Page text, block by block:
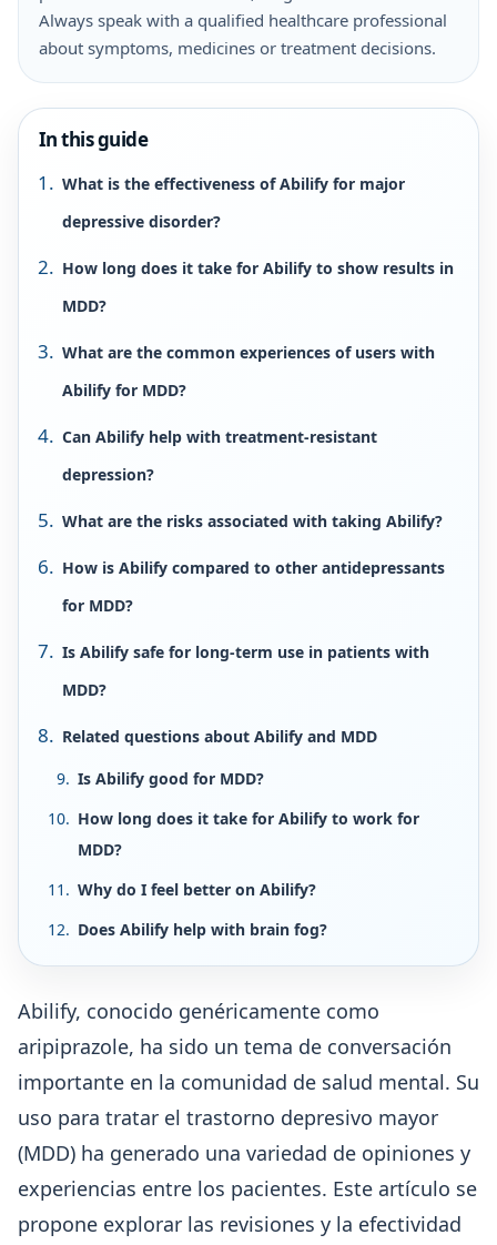
Always speak with a qualified healthcare professional
about symptoms, medicines or treatment decisions.
In this guide
What is the effectiveness of Abilify for major
depressive disorder?
How long does it take for Abilify to show results in
MDD?
What are the common experiences of users with
Abilify for MDD?
Can Abilify help with treatment-resistant
depression?
What are the risks associated with taking Abilify?
How is Abilify compared to other antidepressants
for MDD?
Is Abilify safe for long-term use in patients with
MDD?
Related questions about Abilify and MDD
Is Abilify good for MDD?
How long does it take for Abilify to work for
MDD?
Why do I feel better on Abilify?
Does Abilify help with brain fog?
Abilify, conocido genéricamente como
aripiprazole, ha sido un tema de conversación
importante en la comunidad de salud mental. Su
uso para tratar el trastorno depresivo mayor
(MDD) ha generado una variedad de opiniones y
experiencias entre los pacientes. Este artículo se
propone explorar las revisiones y la efectividad